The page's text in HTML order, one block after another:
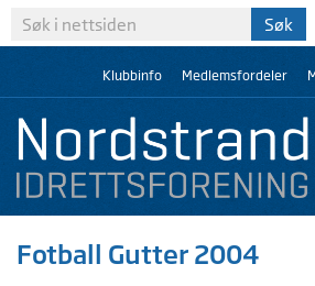
Klubbinfo Medlemsfordeler
Fotball Gutter 2004